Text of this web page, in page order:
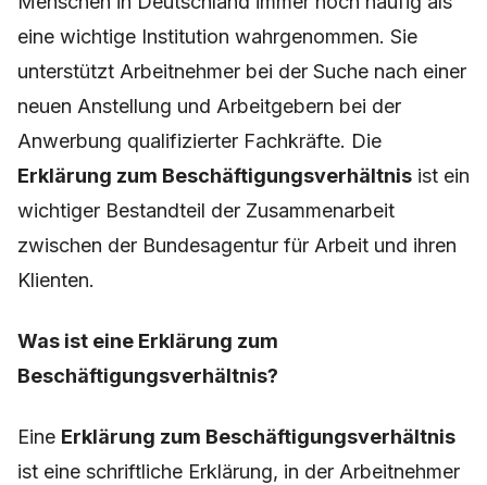
eine wichtige Institution wahrgenommen. Sie
unterstützt Arbeitnehmer bei der Suche nach einer
neuen Anstellung und Arbeitgebern bei der
Anwerbung qualifizierter Fachkräfte. Die
Erklärung zum Beschäftigungsverhältnis ist ein
wichtiger Bestandteil der Zusammenarbeit
zwischen der Bundesagentur für Arbeit und ihren
Klienten.
Was ist eine Erklärung zum
Beschäftigungsverhältnis?
Eine Erklärung zum Beschäftigungsverhältnis
ist eine schriftliche Erklärung, in der Arbeitnehmer